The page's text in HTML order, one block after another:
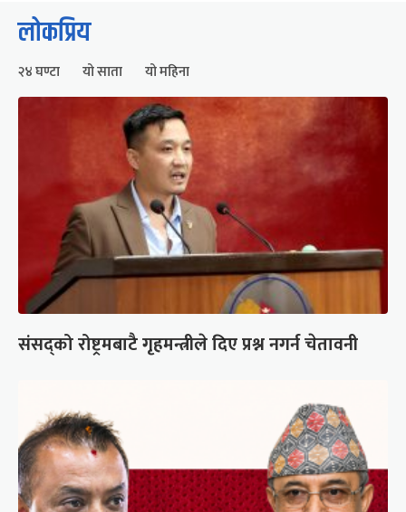
लोकप्रिय
२४ घण्टा यो साता यो महिना
संसद्को रोष्ट्रमबाटै गृहमन्त्रीले दिए प्रश्न नगर्न चेतावनी